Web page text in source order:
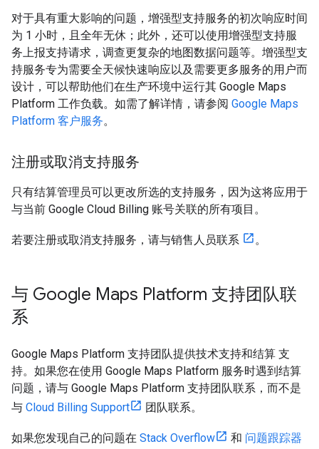
对于具有重大影响的问题，增强型支持服务的初次响应时间
为 1 小时，且全年无休；此外，还可以使用增强型支持服
务上报支持请求，调查更复杂的地图数据问题等。增强型支
持服务专为需要全天候快速响应以及需要更多服务的用户而
设计，可以帮助他们在生产环境中运行其 Google Maps
Platform 工作负载。如需了解详情，请参阅 Google Maps
Platform 客户服务。
注册或取消支持服务
只有结算管理员可以更改所选的支持服务，因为这将应用于
与当前 Google Cloud Billing 账号关联的所有项目。
若要注册或取消支持服务，请与销售人员联系 。
与 Google Maps Platform 支持团队联
系
Google Maps Platform 支持团队提供技术支持和结算 支
持。如果您在使用 Google Maps Platform 服务时遇到结算
问题，请与 Google Maps Platform 支持团队联系，而不是
与 Cloud Billing Support 团队联系。
如果您发现自己的问题在 Stack Overflow 和 问题跟踪器